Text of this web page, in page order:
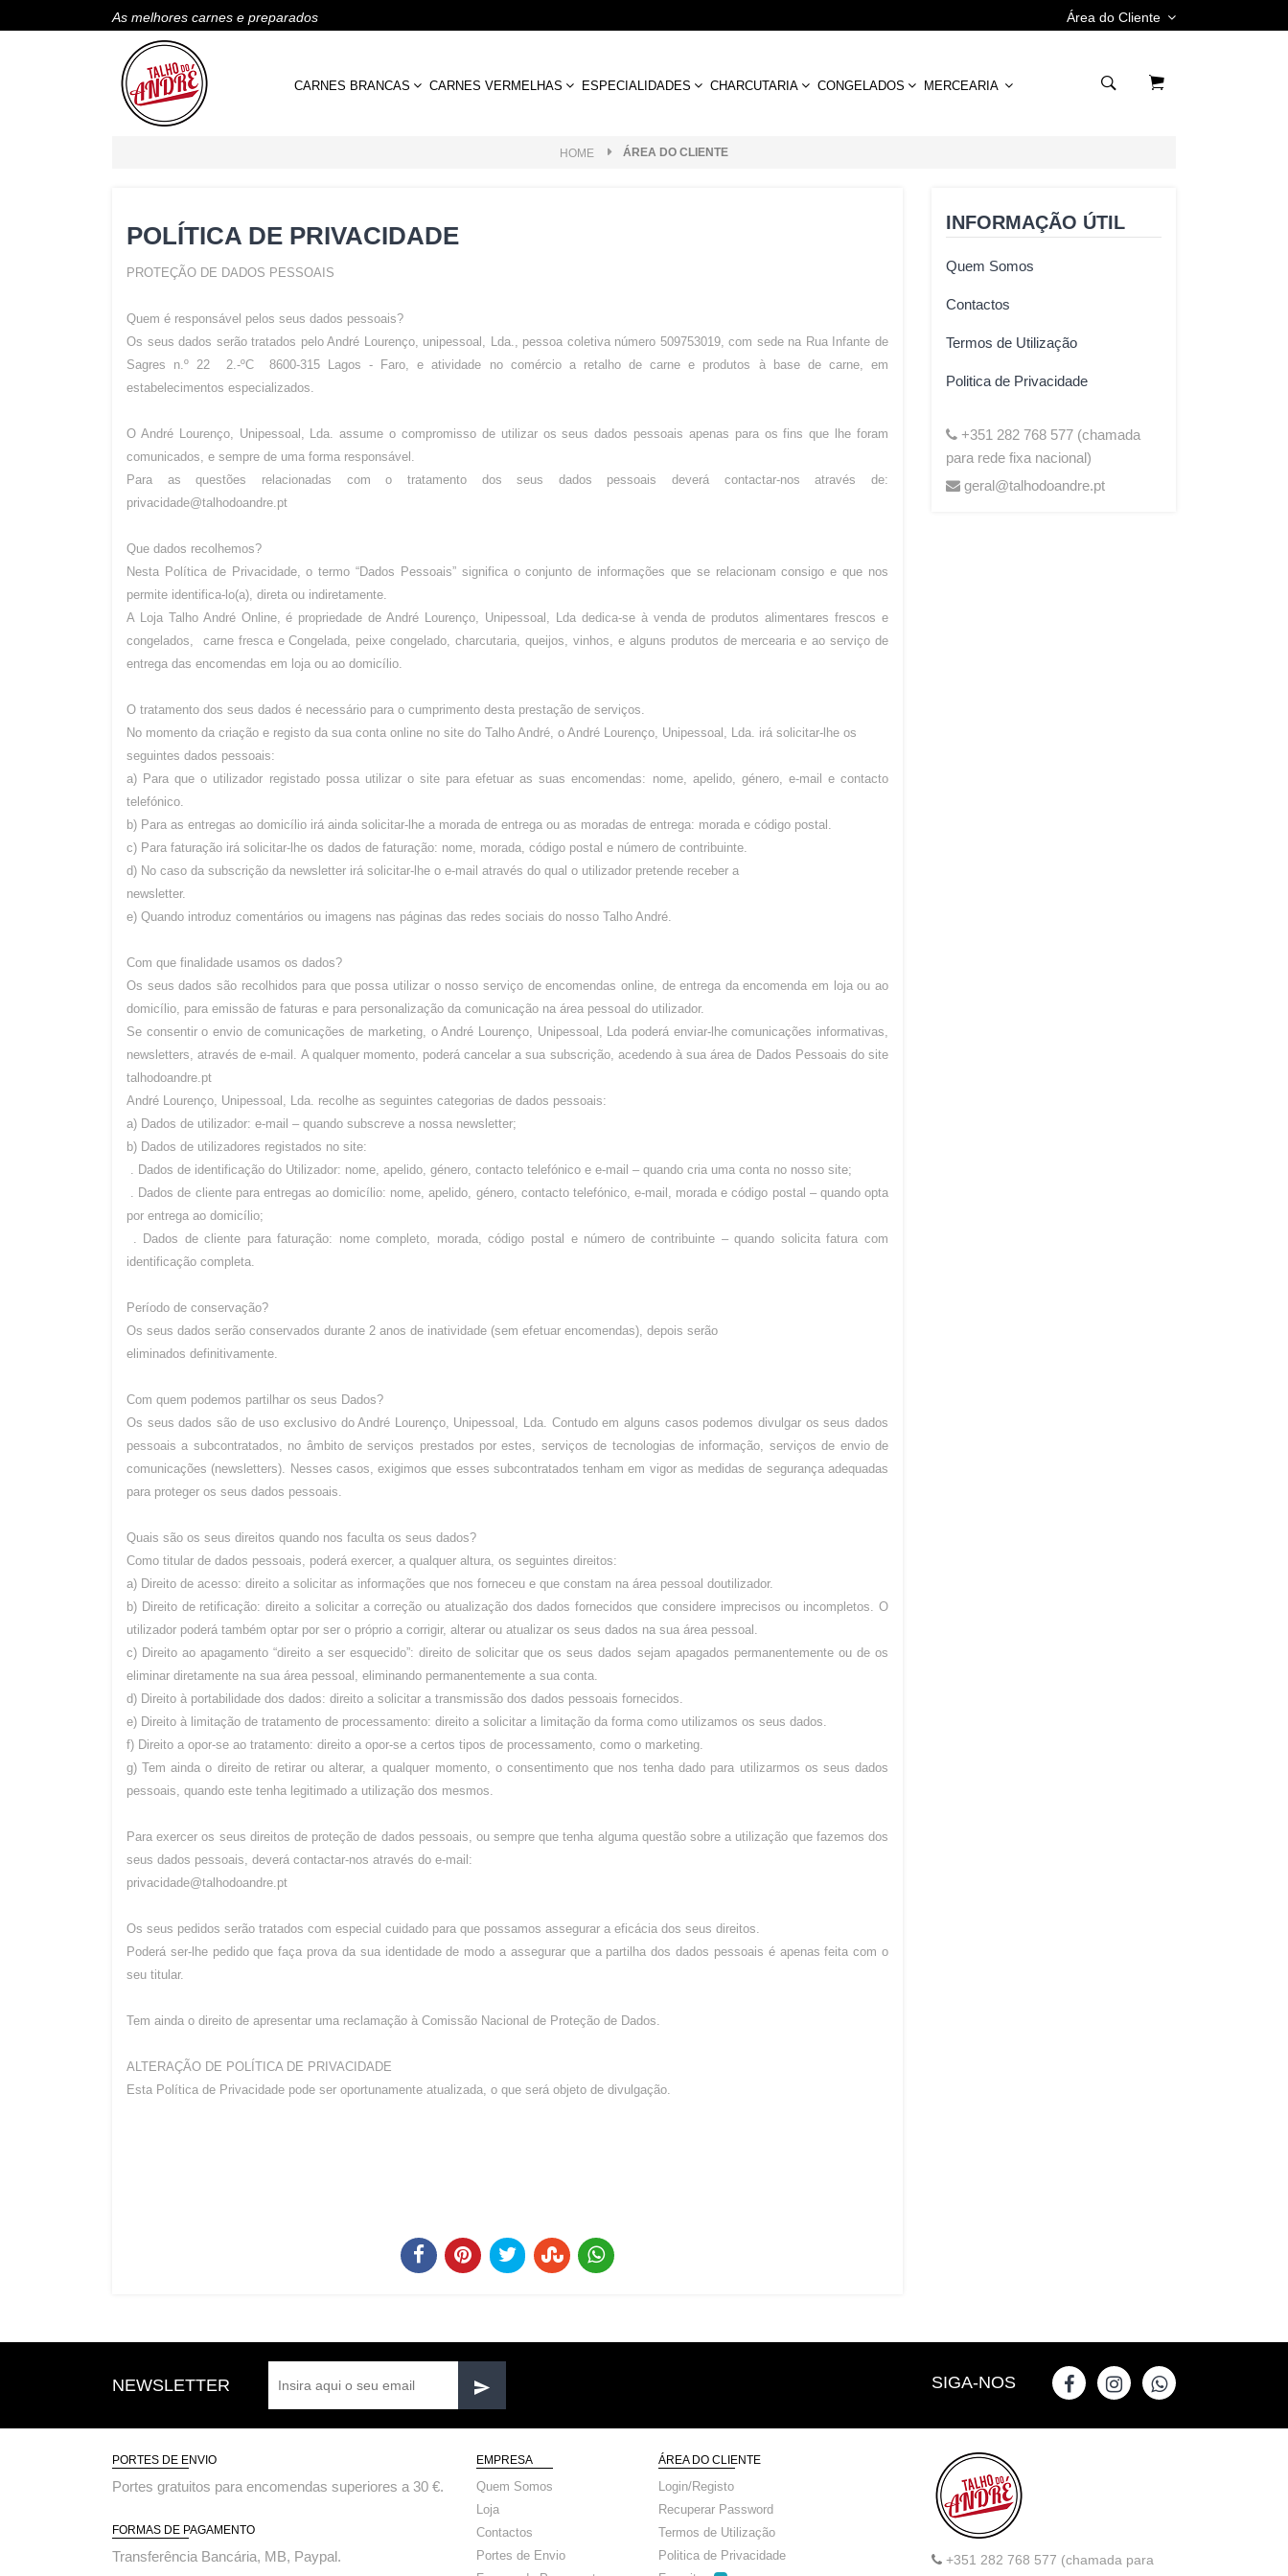
As melhores carnes e preparados Área do Cliente
CARNES BRANCAS CARNES VERMELHAS ESPECIALIDADES CHARCUTARIA CONGELADOS MERCEARIA
HOME ÁREA DO CLIENTE
INFORMAÇÃO ÚTIL
Quem Somos
Contactos
Termos de Utilização
Politica de Privacidade
+351 282 768 577 (chamada
para rede fixa nacional)
geral@talhodoandre.pt
POLÍTICA DE PRIVACIDADE
PROTEÇÃO DE DADOS PESSOAIS
Quem é responsável pelos seus dados pessoais?
Os seus dados serão tratados pelo André Lourenço, unipessoal, Lda., pessoa coletiva número 509753019, com sede na Rua Infante de
Sagres n.º 22 2.-ºC 8600-315 Lagos - Faro, e atividade no comércio a retalho de carne e produtos à base de carne, em
estabelecimentos especializados.
O André Lourenço, Unipessoal, Lda. assume o compromisso de utilizar os seus dados pessoais apenas para os fins que lhe foram
comunicados, e sempre de uma forma responsável.
Para as questões relacionadas com o tratamento dos seus dados pessoais deverá contactar-nos através de:
privacidade@talhodoandre.pt
Que dados recolhemos?
Nesta Política de Privacidade, o termo “Dados Pessoais” significa o conjunto de informações que se relacionam consigo e que nos
permite identifica-lo(a), direta ou indiretamente.
A Loja Talho André Online, é propriedade de André Lourenço, Unipessoal, Lda dedica-se à venda de produtos alimentares frescos e
congelados, carne fresca e Congelada, peixe congelado, charcutaria, queijos, vinhos, e alguns produtos de mercearia e ao serviço de
entrega das encomendas em loja ou ao domicílio.
O tratamento dos seus dados é necessário para o cumprimento desta prestação de serviços.
No momento da criação e registo da sua conta online no site do Talho André, o André Lourenço, Unipessoal, Lda. irá solicitar-lhe os
seguintes dados pessoais:
a) Para que o utilizador registado possa utilizar o site para efetuar as suas encomendas: nome, apelido, género, e-mail e contacto
telefónico.
b) Para as entregas ao domicílio irá ainda solicitar-lhe a morada de entrega ou as moradas de entrega: morada e código postal.
c) Para faturação irá solicitar-lhe os dados de faturação: nome, morada, código postal e número de contribuinte.
d) No caso da subscrição da newsletter irá solicitar-lhe o e-mail através do qual o utilizador pretende receber a
newsletter.
e) Quando introduz comentários ou imagens nas páginas das redes sociais do nosso Talho André.
Com que finalidade usamos os dados?
Os seus dados são recolhidos para que possa utilizar o nosso serviço de encomendas online, de entrega da encomenda em loja ou ao
domicílio, para emissão de faturas e para personalização da comunicação na área pessoal do utilizador.
Se consentir o envio de comunicações de marketing, o André Lourenço, Unipessoal, Lda poderá enviar-lhe comunicações informativas,
newsletters, através de e-mail. A qualquer momento, poderá cancelar a sua subscrição, acedendo à sua área de Dados Pessoais do site
talhodoandre.pt
André Lourenço, Unipessoal, Lda. recolhe as seguintes categorias de dados pessoais:
a) Dados de utilizador: e-mail – quando subscreve a nossa newsletter;
b) Dados de utilizadores registados no site:
. Dados de identificação do Utilizador: nome, apelido, género, contacto telefónico e e-mail – quando cria uma conta no nosso site;
. Dados de cliente para entregas ao domicílio: nome, apelido, género, contacto telefónico, e-mail, morada e código postal – quando opta
por entrega ao domicílio;
. Dados de cliente para faturação: nome completo, morada, código postal e número de contribuinte – quando solicita fatura com
identificação completa.
Período de conservação?
Os seus dados serão conservados durante 2 anos de inatividade (sem efetuar encomendas), depois serão
eliminados definitivamente.
Com quem podemos partilhar os seus Dados?
Os seus dados são de uso exclusivo do André Lourenço, Unipessoal, Lda. Contudo em alguns casos podemos divulgar os seus dados
pessoais a subcontratados, no âmbito de serviços prestados por estes, serviços de tecnologias de informação, serviços de envio de
comunicações (newsletters). Nesses casos, exigimos que esses subcontratados tenham em vigor as medidas de segurança adequadas
para proteger os seus dados pessoais.
Quais são os seus direitos quando nos faculta os seus dados?
Como titular de dados pessoais, poderá exercer, a qualquer altura, os seguintes direitos:
a) Direito de acesso: direito a solicitar as informações que nos forneceu e que constam na área pessoal doutilizador.
b) Direito de retificação: direito a solicitar a correção ou atualização dos dados fornecidos que considere imprecisos ou incompletos. O
utilizador poderá também optar por ser o próprio a corrigir, alterar ou atualizar os seus dados na sua área pessoal.
c) Direito ao apagamento “direito a ser esquecido”: direito de solicitar que os seus dados sejam apagados permanentemente ou de os
eliminar diretamente na sua área pessoal, eliminando permanentemente a sua conta.
d) Direito à portabilidade dos dados: direito a solicitar a transmissão dos dados pessoais fornecidos.
e) Direito à limitação de tratamento de processamento: direito a solicitar a limitação da forma como utilizamos os seus dados.
f) Direito a opor-se ao tratamento: direito a opor-se a certos tipos de processamento, como o marketing.
g) Tem ainda o direito de retirar ou alterar, a qualquer momento, o consentimento que nos tenha dado para utilizarmos os seus dados
pessoais, quando este tenha legitimado a utilização dos mesmos.
Para exercer os seus direitos de proteção de dados pessoais, ou sempre que tenha alguma questão sobre a utilização que fazemos dos
seus dados pessoais, deverá contactar-nos através do e-mail:
privacidade@talhodoandre.pt
Os seus pedidos serão tratados com especial cuidado para que possamos assegurar a eficácia dos seus direitos.
Poderá ser-lhe pedido que faça prova da sua identidade de modo a assegurar que a partilha dos dados pessoais é apenas feita com o
seu titular.
Tem ainda o direito de apresentar uma reclamação à Comissão Nacional de Proteção de Dados.
ALTERAÇÃO DE POLÍTICA DE PRIVACIDADE
Esta Política de Privacidade pode ser oportunamente atualizada, o que será objeto de divulgação.
NEWSLETTER SIGA-NOS
PORTES DE ENVIO
Portes gratuitos para encomendas superiores a 30 €.
FORMAS DE PAGAMENTO
Transferência Bancária, MB, Paypal.
EMPRESA
Quem Somos
Loja
Contactos
Portes de Envio
ÁREA DO CLIENTE
Login/Registo
Recuperar Password
Termos de Utilização
Politica de Privacidade
+351 282 768 577 (chamada para